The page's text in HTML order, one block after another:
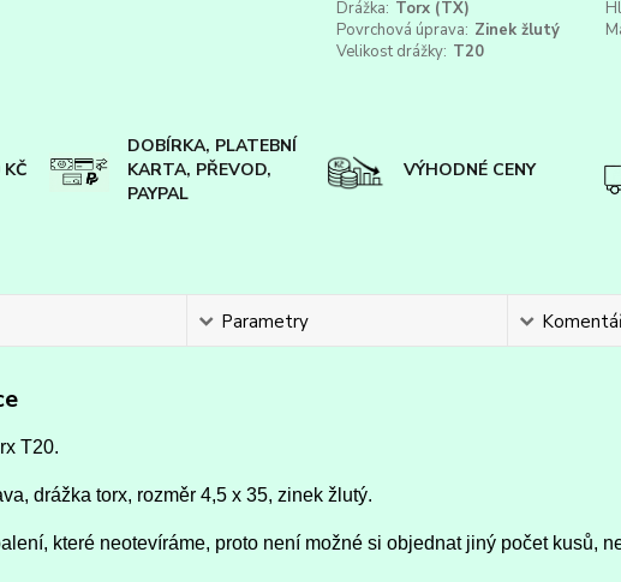
Drážka: Torx (TX)
Povrchová úprava: Zinek žlutý
Velikost drážky: T20
DOBÍRKA, PLATEBNÍ
KARTA, PŘEVOD,
PAYPAL
VÝHODNÉ CENY
Parametry
T20.
drážka torx, rozměr 4,5 x 35, zinek žlutý.
které neotevíráme, proto není možné si objednat jiný počet kusů,